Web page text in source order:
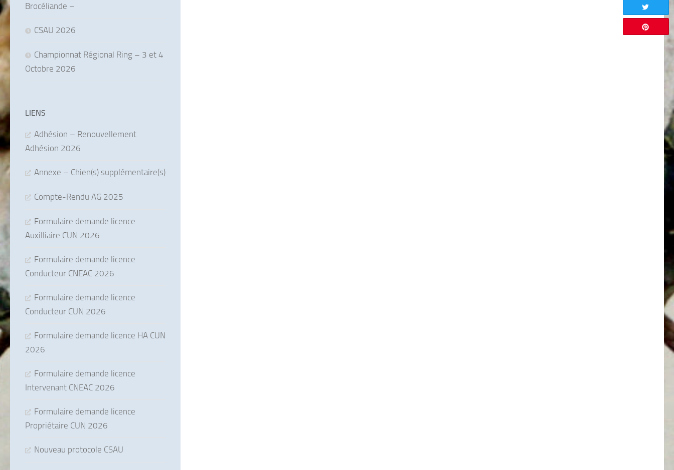
Brocéliande –
CSAU 2026
Championnat Régional Ring – 3 et 4
Octobre 2026
LIENS
Adhésion – Renouvellement
Adhésion 2026
Annexe – Chien(s) supplémentaire(s)
Compte-Rendu AG 2025
Formulaire demande licence
Auxilliaire CUN 2026
Formulaire demande licence
Conducteur CNEAC 2026
Formulaire demande licence
Conducteur CUN 2026
Formulaire demande licence HA CUN
2026
Formulaire demande licence
Intervenant CNEAC 2026
Formulaire demande licence
Propriétaire CUN 2026
Nouveau protocole CSAU
Enregistrer